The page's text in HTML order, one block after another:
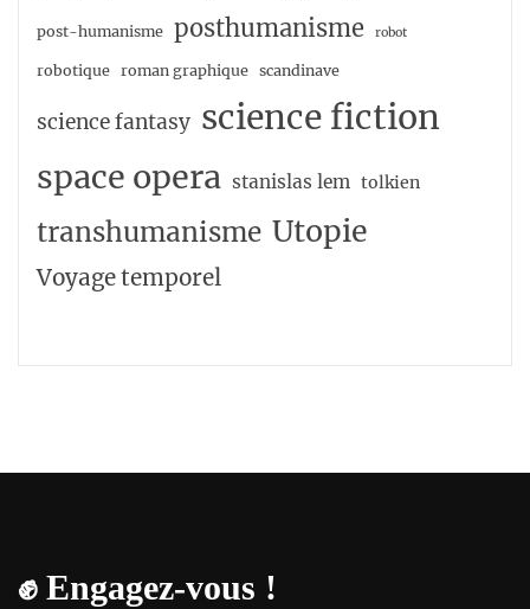
post-humanisme posthumanisme robot
robotique roman graphique scandinave
science fantasy science fiction
space opera stanislas lem tolkien
transhumanisme Utopie
Voyage temporel
✊Engagez-vous !